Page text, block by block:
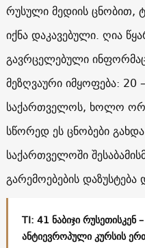
რუსული მედიის ცნობით,
იქნა დაკავებული. ღია
გავრცელებული
მეზღვაური იმყოფება: 20
საქართველოს, ხოლო
სწორედ ეს ცნობები
საქართველოში
გარემოებების დაზუსტება
TI: 41 ნაბიჯი
ანტიევროპული კურსის